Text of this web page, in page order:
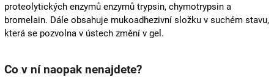
proteolytických enzymů enzymů trypsin, chymotrypsin a
bromelain. Dále obsahuje mukoadhezivní složku v suchém stavu,
která se pozvolna v ústech změní v gel.
Co v ní naopak nenajdete?